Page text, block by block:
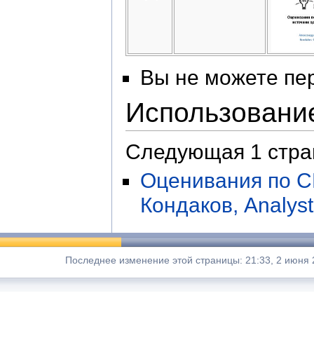
Вы не можете
Следующая 1
Оценивания по
Кондаков,
Последнее изменение этой страницы: 21:33, 2 июня